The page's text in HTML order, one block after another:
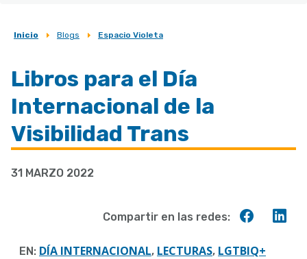
Sobrescribir
de
ayuda
a
la
navegación
Inicio Blogs Espacio Violeta
Libros para el Día
Internacional de la
Visibilidad Trans
31 MARZO 2022
Compartir en las redes:
EN: DÍA INTERNACIONAL, LECTURAS, LGTBIQ+